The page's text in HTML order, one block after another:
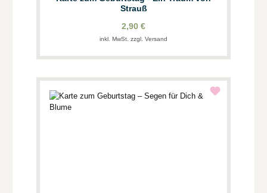
Strauß
2,90 €
inkl. MwSt. zzgl. Versand